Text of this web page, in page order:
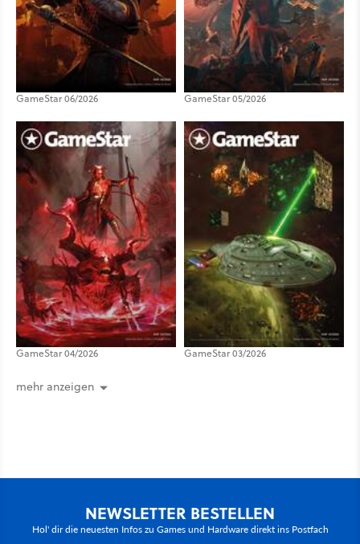
GameStar 06/2026 GameStar 05/2026
GameStar 04/2026 GameStar 03/2026
mehr anzeigen
NEWSLETTER BESTELLEN
Hol' dir die neuesten Infos zu Games und Hardware direkt ins Postfach